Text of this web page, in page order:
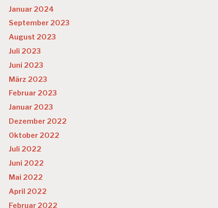
Januar 2024
September 2023
August 2023
Juli 2023
Juni 2023
März 2023
Februar 2023
Januar 2023
Dezember 2022
Oktober 2022
Juli 2022
Juni 2022
Mai 2022
April 2022
Februar 2022